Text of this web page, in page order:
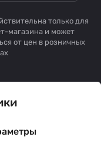
только для
магазина и может
от цен в розничных